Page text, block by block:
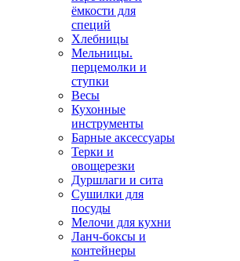
ёмкости для
специй
Хлебницы
Мельницы.
перцемолки и
ступки
Весы
Кухонные
инструменты
Барные аксессуары
Терки и
овощерезки
Дуршлаги и сита
Сушилки для
посуды
Мелочи для кухни
Ланч-боксы и
контейнеры